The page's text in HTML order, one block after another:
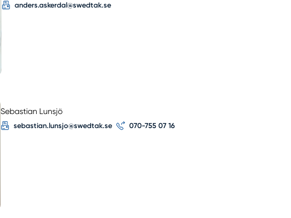
anders.askerdal@swedtak.se
Sebastian Lunsjö
sebastian.lunsjo@swedtak.se 070-755 07 16